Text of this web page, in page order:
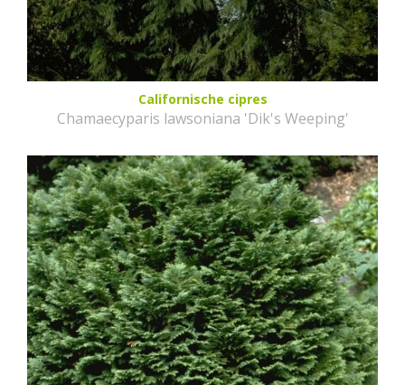
Californische cipres
Chamaecyparis lawsoniana 'Dik's Weeping'